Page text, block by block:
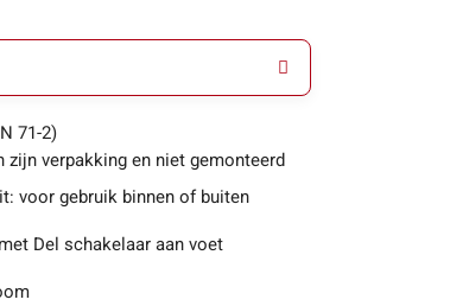
71-2)
zijn verpakking en niet gemonteerd
voor gebruik binnen of buiten
Del schakelaar aan voet